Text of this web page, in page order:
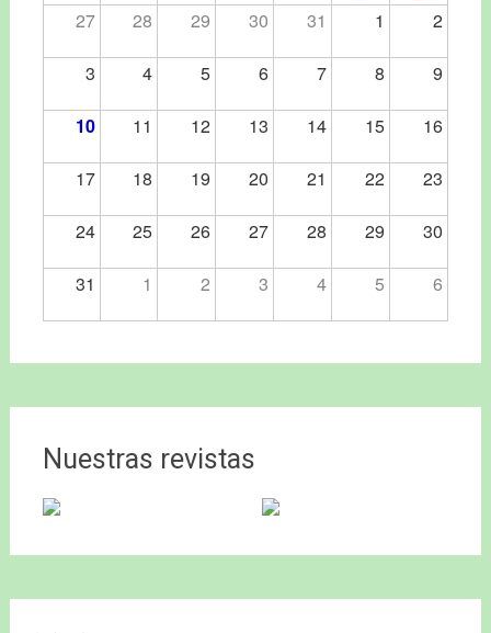
27 28 29 30 31 1 2
3 4 5 6 7 8 9
10 11 12 13 14 15 16
17 18 19 20 21 22 23
24 25 26 27 28 29 30
31 1 2 3 4 5 6
Nuestras revistas